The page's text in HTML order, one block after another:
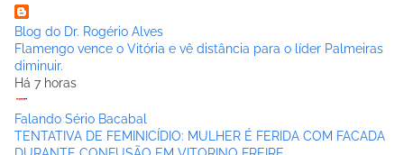
Blog do Dr. Rogério Alves
Flamengo vence o Vitória e vê distância para o líder Palmeiras
diminuir.
Há 7 horas
Falando Sério Bacabal
TENTATIVA DE FEMINICÍDIO: MULHER É FERIDA COM FACADA